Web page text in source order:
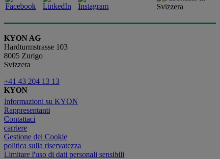
KYON AG
Hardturmstrasse 103
8005 Zurigo
Svizzera
+41 43 204 13 13
KYON
Informazioni su KYON
Rappresentanti
Contattaci
carriere
Gestione dei Cookie
politica sulla riservatezza
Limitare l'uso di dati personali sensibili